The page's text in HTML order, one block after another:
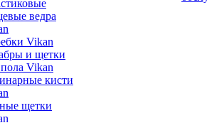
ведра
Vikan
и щетки
Vikan
кисти
щетки